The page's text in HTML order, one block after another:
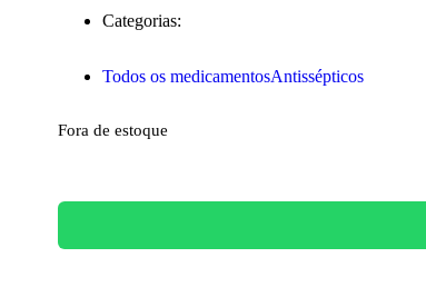
Categorias:
Todos os medicamentosAntissépticos
Fora de estoque